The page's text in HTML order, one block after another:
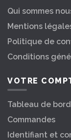
Qui sommes
Mentions
Politique de
Conditions
VOTRE
Tableau de bord
Commandes
Identifiant et